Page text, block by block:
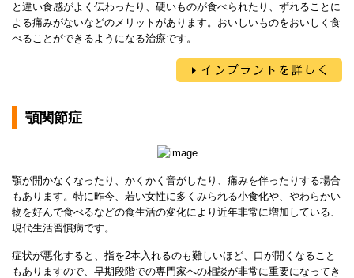
と違い食感がよく伝わったり、硬いものが食べられたり、ずれることに
よる痛みがないなどのメリットがあります。おいしいものをおいしく食
べることができるようになる治療です。
顎関節症
顎が開かなくなったり、かくかく音がしたり、痛みを伴ったりする場合
もあります。特に昨今、若い女性に多くみられる小食化や、やわらかい
物を好んで食べるなどの食生活の変化により近年非常に増加している、
現代生活習慣病です。
症状が悪化すると、指を2本入れるのも難しいほど、口が開くなること
もありますので、早期段階での専門家への相談が非常に重要になってき